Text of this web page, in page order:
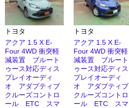
トヨタ
アクア 1.5 X E-
Four 4WD 衝突軽
減装置 ブルート
ゥース対応ディス
プレイオーディ
オ アダプティブ
クルーズコントロ
ール ETC スマ
トヨタ
アクア 1.5 X E-
Four 4WD 衝突軽
減装置 ブルート
ゥース対応ディス
プレイオーディ
オ アダプティブ
クルーズコントロ
ール ETC スマ